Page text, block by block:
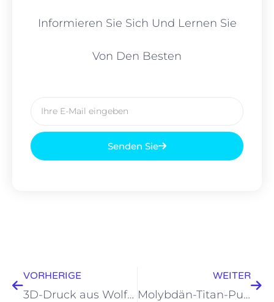
Informieren Sie Sich Und Lernen Sie
Von Den Besten
Senden Sie
VORHERIGE
3D-Druck aus Wolfram: Revolutionierung der Fertigung
WEITER
Molybdän-Titan-Pulver: seine außergewöhnlichen Eigenschaften